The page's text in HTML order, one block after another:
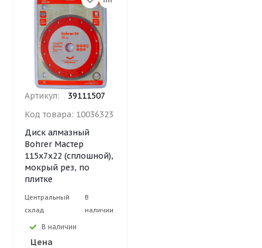
Артикул:
39111507
Код товара: 10036323
Диск алмазный
Bohrer Мастер
115х7х22 (сплошной),
мокрый рез, по
плитке
Центральный
склад
В
наличии
В наличии
Цена